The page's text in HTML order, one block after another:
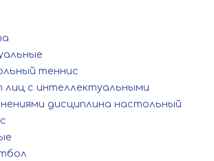
теннис
лиц с интеллектуальными
дисциплина настольный